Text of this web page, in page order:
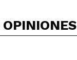
OPINIONES